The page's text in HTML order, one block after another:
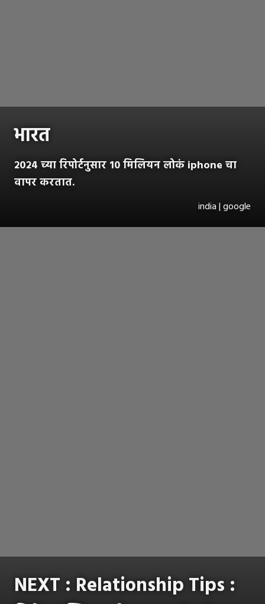
भारत
२०२४ च्या रिपोर्टनुसार 10 मिलियन लोकं iphone चा
वापर करतात.
india | google
NEXT : Relationship Tips :